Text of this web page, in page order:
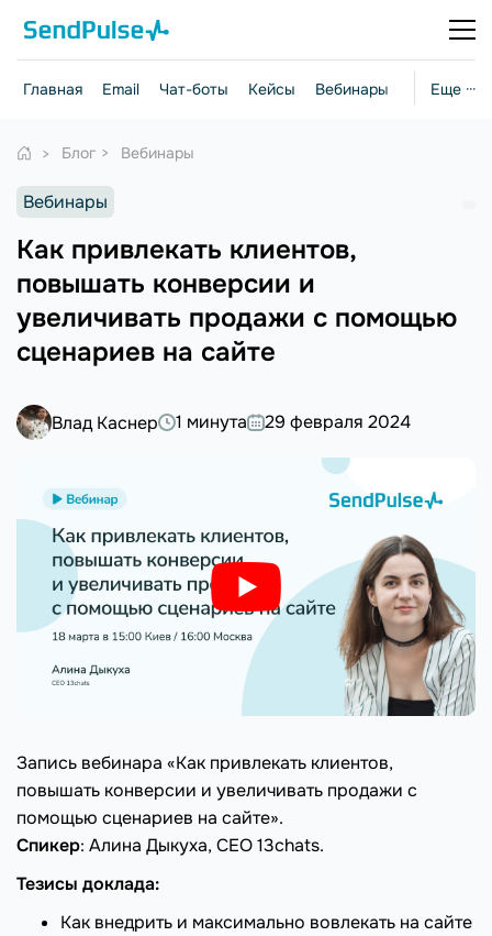
Еще ···
Главная Email Чат-боты Кейсы Вебинары Стратегии
Блог Вебинары
Вебинары
Как привлекать клиентов,
повышать конверсии и
увеличивать продажи с помощью
сценариев на сайте
Влад Каснер 1 минута 29 февраля 2024
Запись вебинара «Как привлекать клиентов,
повышать конверсии и увеличивать продажи с
помощью сценариев на сайте».
Спикер: Алина Дыкуха, CEO 13chats.
Тезисы доклада:
Как внедрить и максимально вовлекать на сайте